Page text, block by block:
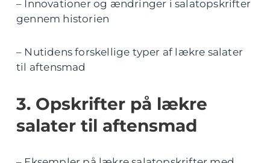
– Innovationer og ændringer i salatopskrifter
gennem historien
– Nutidens forskellige typer af lækre salater
til aftensmad
3. Opskrifter på lækre
salater til aftensmad